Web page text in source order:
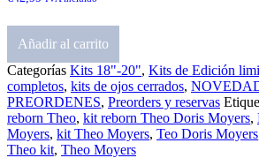
Añadir al carrito
Categorías Kits 18"-20", Kits de Edición
completos, kits de ojos cerrados,
PREORDENES, Preorders y reservas
reborn Theo, kit reborn Theo Doris Moyers,
Moyers, kit Theo Moyers, Teo Doris Moyers
Theo kit, Theo Moyers